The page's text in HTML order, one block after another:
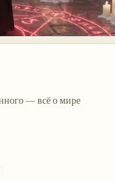
— всё о мире